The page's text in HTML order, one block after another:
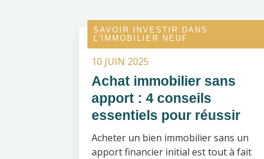
SAVOIR INVESTIR DANS
L'IMMOBILIER NEUF
10 JUIN 2025
Achat immobilier sans
apport : 4 conseils
essentiels pour réussir
Acheter un bien immobilier sans un
apport financier initial est tout à fait